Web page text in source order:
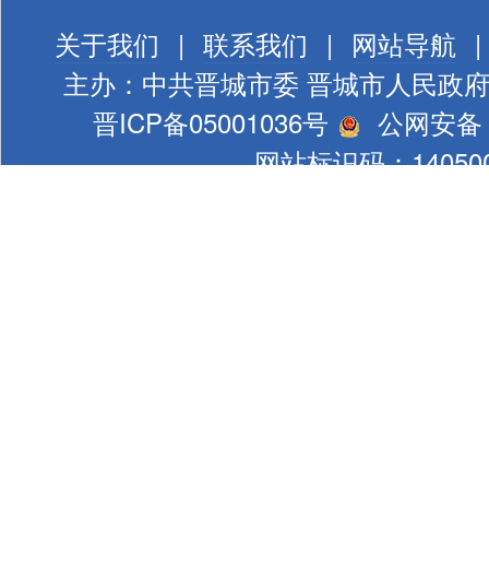
关于我们 | 联系我们 | 网站导航 |
主办：中共晋城市委 晋城市人民政府
晋ICP备05001036号
公网安
网站标识码：